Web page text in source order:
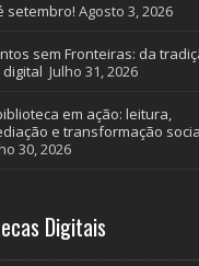
setembro! Agosto 3, 2026
sem Fronteiras: da
digital Julho 31, 2026
em ação: leitura,
e transformação
30, 2026
Digitais